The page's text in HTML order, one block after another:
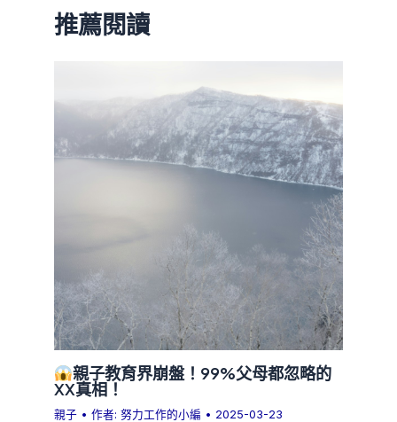
推薦閱讀
親子教育界崩盤！99%父母都忽略的
XX真相！
親子 • 作者:努力工作的小編 • 2025-03-23